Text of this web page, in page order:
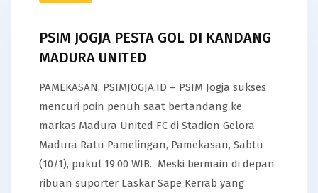
PSIM JOGJA PESTA GOL DI KANDANG
MADURA UNITED
PAMEKASAN, PSIMJOGJA.ID – PSIM Jogja sukses
mencuri poin penuh saat bertandang ke
markas Madura United FC di Stadion Gelora
Madura Ratu Pamelingan, Pamekasan, Sabtu
(10/1), pukul 19.00 WIB. Meski bermain di depan
ribuan suporter Laskar Sape Kerrab yang